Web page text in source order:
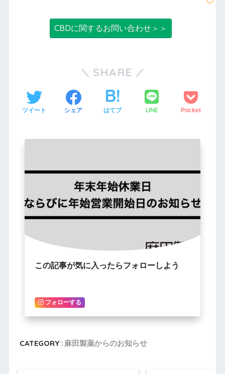
CBDに関するお問い合わせ＞＞
SHARE
ツイート シェア はてブ LINE Pocket
この記事が気に入ったらフォローしよう
フォローする
CATEGORY : 麻田製薬からのお知らせ